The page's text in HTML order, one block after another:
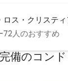
いただけます。 イン
クスペースまたは読
全体にWi-Fiが届き
には自然光が入り
見えます。スペイ
ロス・クリステ
72人のおすすめ
備のコン